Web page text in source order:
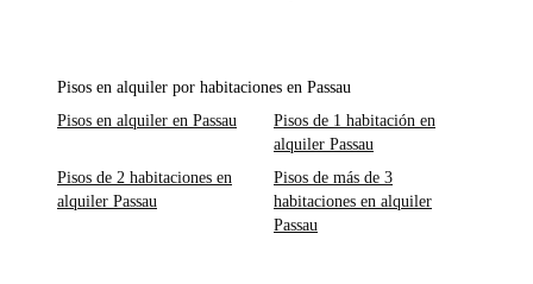
Pisos en alquiler por habitaciones en Passau
Pisos en alquiler en Passau
Pisos de 1 habitación en
alquiler Passau
Pisos de 2 habitaciones en
alquiler Passau
Pisos de más de 3
habitaciones en alquiler
Passau